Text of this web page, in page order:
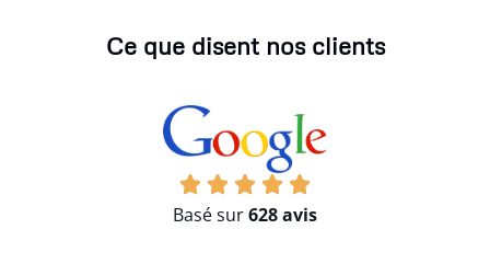
Ce que disent nos clients
Basé sur628 avis